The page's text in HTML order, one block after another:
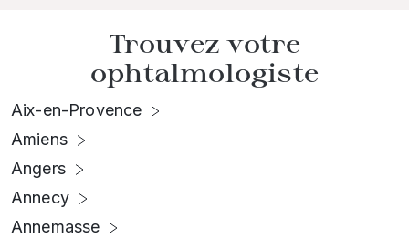
Trouvez votre
ophtalmologiste
Aix-en-Provence
Amiens
Angers
Annecy
Annemasse